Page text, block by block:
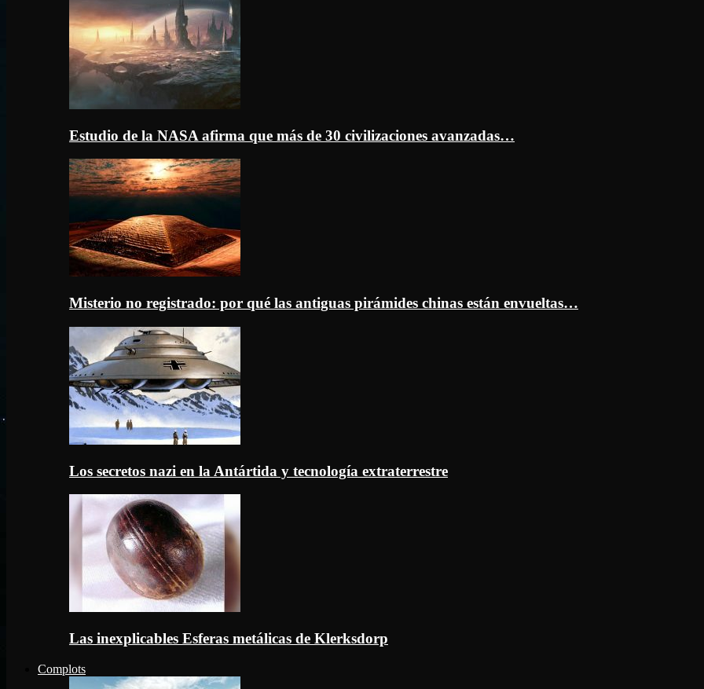
Estudio de la NASA afirma que más de 30 civilizaciones avanzadas…
Misterio no registrado: por qué las antiguas pirámides chinas están envueltas…
Los secretos nazi en la Antártida y tecnología extraterrestre
Las inexplicables Esferas metálicas de Klerksdorp
Complots